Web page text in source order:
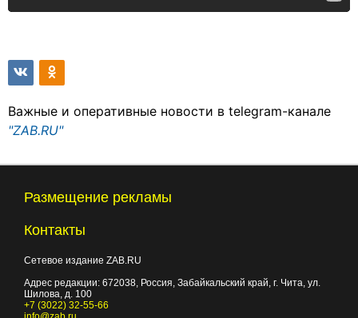
Важные и оперативные новости в telegram-канале
"ZAB.RU"
Размещение рекламы
Контакты
Сетевое издание ZAB.RU
Адрес редакции: 672038, Россия, Забайкальский край, г. Чита, ул.
Шилова, д. 100
+7 (3022) 32-55-66